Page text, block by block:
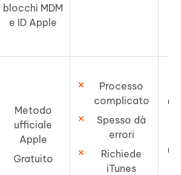
blocchi MDM
e ID Apple
Metodo
ufficiale
Apple
Gratuito
Processo
complicato
Spesso dà
errori
Richiede
iTunes